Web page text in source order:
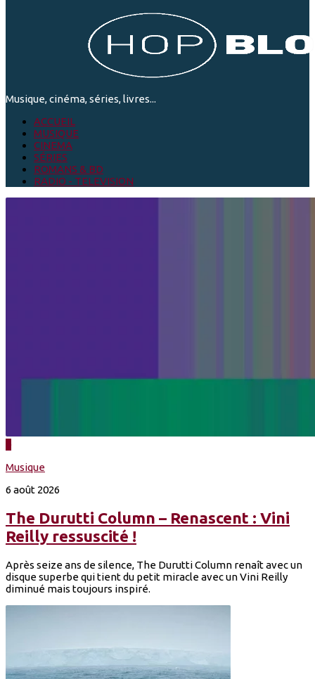
Musique, cinéma, séries, livres...
ACCUEIL
MUSIQUE
CINEMA
SÉRIES
ROMANS & BD
RADIO - TELEVISION
Musique
6 août 2026
The Durutti Column – Renascent : Vini
Reilly ressuscité !
Après seize ans de silence, The Durutti Column renaît avec un
disque superbe qui tient du petit miracle avec un Vini Reilly
diminué mais toujours inspiré.